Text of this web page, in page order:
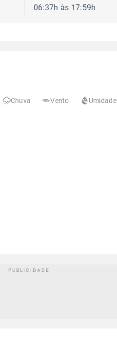
06:37h às 17:59h
Chuva Vento Umidade